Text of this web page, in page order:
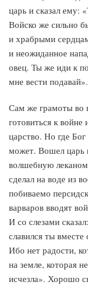
царь и сказал ему:
Войско же сильно
и храбрыми
и неожиданное
овец. Ты же иди к
мне вести
Сам же грамоты во
готовиться к войне
царство. Но где Бог
может. Вошел царь
волшебную
сделал на воде из
побиваемо
варваров вводят
И со слезами
славился ты
Ибо нет радости,
на земле, которая
исчезла». Хорошо